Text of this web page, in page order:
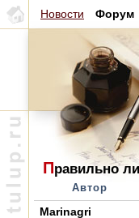
Новости Форум
Правильно
Автор
Marinagri